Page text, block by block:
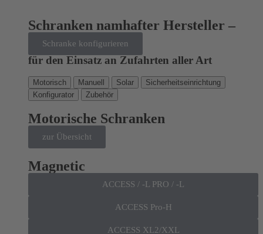
Schranken namhafter Hersteller –
Schranke konfigurieren
für den Einsatz an Zufahrten aller Art
Motorisch Manuell Solar
Sicherheitseinrichtung
Konfigurator
Zubehör
Motorische Schranken
zur Übersicht
Magnetic
ACCESS / -L PRO / -L
ACCESS Pro-H
ACCESS XL2/XXL